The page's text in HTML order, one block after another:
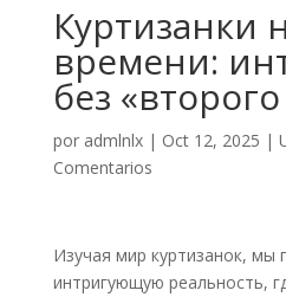
Куртизанки
времени:
без
por admlnlx| Oct 12, 2025 |
Comentarios
Изучая мир куртизанок, мы
интригующую реальность,